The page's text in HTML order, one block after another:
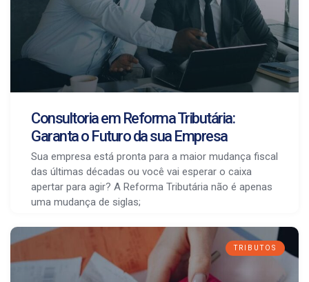
Consultoria em Reforma Tributária:
Garanta o Futuro da sua Empresa
Sua empresa está pronta para a maior mudança fiscal
das últimas décadas ou você vai esperar o caixa
apertar para agir? A Reforma Tributária não é apenas
uma mudança de siglas;
TRIBUTOS